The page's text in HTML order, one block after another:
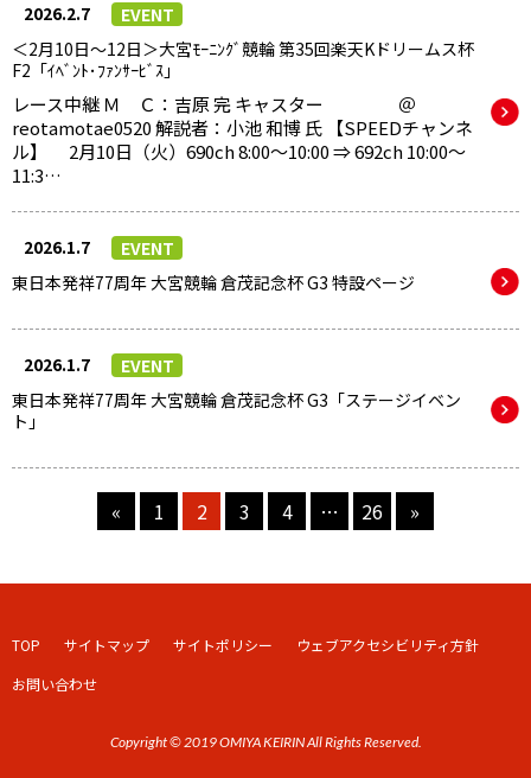
2026.2.7
EVENT
＜2月10日～12日＞大宮ﾓｰﾆﾝｸﾞ競輪 第35回楽天Kドリームス杯
F2「ｲﾍﾞﾝﾄ･ﾌｧﾝｻｰﾋﾞｽ」
レース中継 Ｍ Ｃ：吉原 完 キャスター ＠
reotamotae0520 解説者：小池 和博 氏 【SPEEDチャンネ
ル】 2月10日（火）690ch 8:00～10:00 ⇒ 692ch 10:00～
11:3…
2026.1.7
EVENT
東日本発祥77周年 大宮競輪 倉茂記念杯 G3 特設ページ
2026.1.7
EVENT
東日本発祥77周年 大宮競輪 倉茂記念杯 G3「ステージイベン
ト」
« 1 2 3 4 … 26 »
TOP サイトマップ サイトポリシー
ウェブアクセシビリティ方針
お問い合わせ
Copyright © 2019 OMIYA KEIRIN All Rights Reserved.